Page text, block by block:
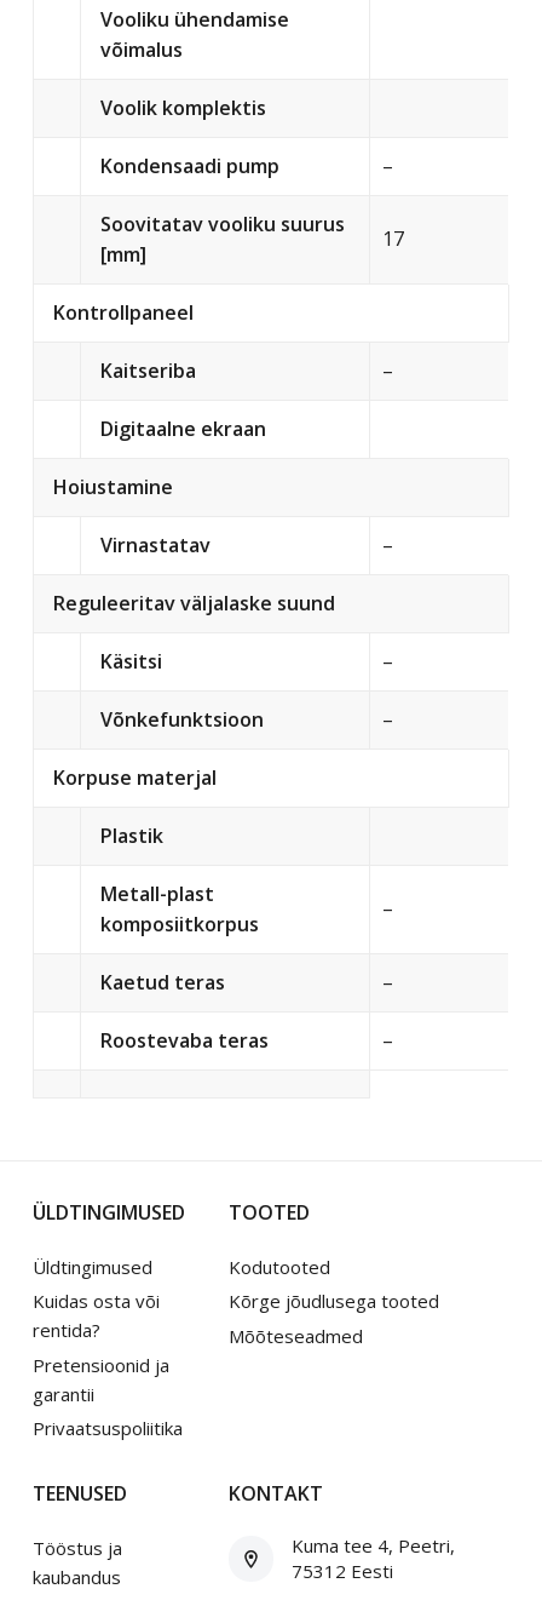
Vooliku ühendamise
võimalus
Voolik komplektis
Kondensaadi pump –
Soovitatav vooliku suurus
[mm]
17
Kontrollpaneel
Kaitseriba –
Digitaalne ekraan
Hoiustamine
Virnastatav –
Reguleeritav väljalaske suund
Käsitsi –
Võnkefunktsioon –
Korpuse materjal
Plastik
Metall-plast
komposiitkorpus
–
Kaetud teras –
Roostevaba teras –
ÜLDTINGIMUSED
Üldtingimused
Kuidas osta või
rentida?
Pretensioonid ja
garantii
Privaatsuspoliitika
TOOTED
Kodutooted
Kõrge jõudlusega tooted
Mõõteseadmed
TEENUSED
Tööstus ja
kaubandus
KONTAKT
Kuma tee 4, Peetri,
75312 Eesti